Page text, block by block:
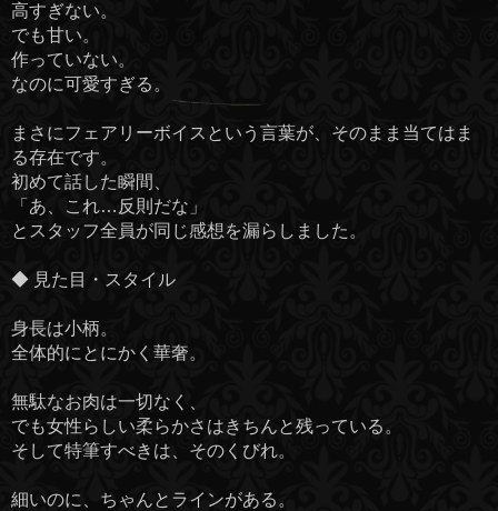
高すぎない。
でも甘い。
作っていない。
なのに可愛すぎる。
まさにフェアリーボイスという言葉が、そのまま当てはま
る存在です。
初めて話した瞬間、
「あ、これ…反則だな」
とスタッフ全員が同じ感想を漏らしました。
◆ 見た目・スタイル
身長は小柄。
全体的にとにかく華奢。
無駄なお肉は一切なく、
でも女性らしい柔らかさはきちんと残っている。
そして特筆すべきは、そのくびれ。
細いのに、ちゃんとラインがある。